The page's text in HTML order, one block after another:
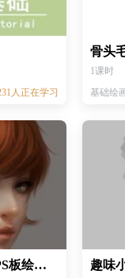
人正在学习
1课时
基础绘
PS女孩发型绘画教程丨PS板绘教程 丨CG电脑绘画教程丨CG绘画入门教程